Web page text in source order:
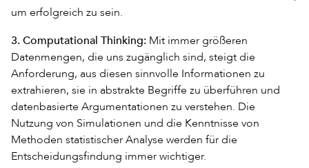
um erfolgreich zu sein.
3. Computational Thinking: Mit immer größeren
Datenmengen, die uns zugänglich sind, steigt die
Anforderung, aus diesen sinnvolle Informationen zu
extrahieren, sie in abstrakte Begriffe zu überführen und
datenbasierte Argumentationen zu verstehen. Die
Nutzung von Simulationen und die Kenntnisse von
Methoden statistischer Analyse werden für die
Entscheidungsfindung immer wichtiger.